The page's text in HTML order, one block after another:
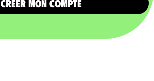
CRÉER MON COMPTE